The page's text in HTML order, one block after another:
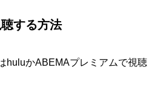
する方法
huluかABEMAプレミアムで視聴